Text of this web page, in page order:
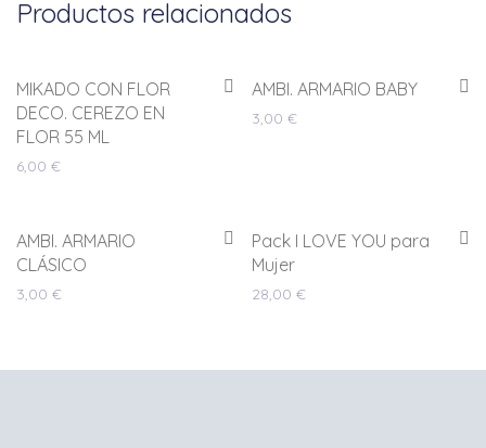
Productos relacionados
MIKADO CON FLOR
DECO. CEREZO EN
FLOR 55 ML
6,00 €
AMBI. ARMARIO BABY
3,00 €
AMBI. ARMARIO
CLÁSICO
3,00 €
Pack I LOVE YOU para
Mujer
28,00 €